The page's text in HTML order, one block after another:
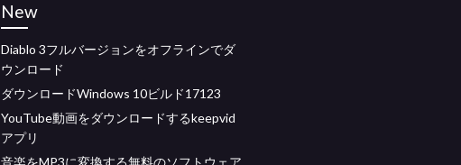
New
Diablo 3フルバージョンをオフラインでダ
ウンロード
ダウンロードWindows 10ビルド17123
YouTube動画をダウンロードするkeepvid
アプリ
音楽をMP3に変換する無料のソフトウェア